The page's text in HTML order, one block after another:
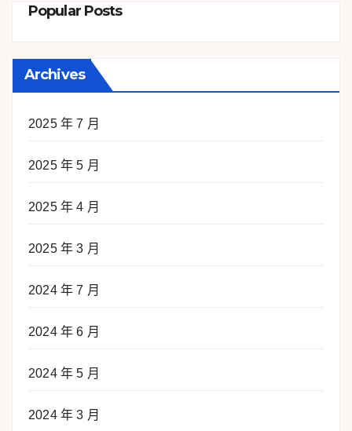
Popular Posts
Archives
2025 年 7 月
2025 年 5 月
2025 年 4 月
2025 年 3 月
2024 年 7 月
2024 年 6 月
2024 年 5 月
2024 年 3 月